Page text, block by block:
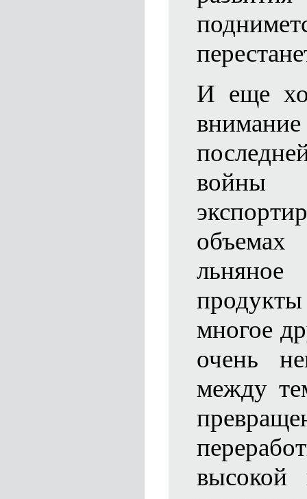
И еще
войны
многое
очень
между
высокой